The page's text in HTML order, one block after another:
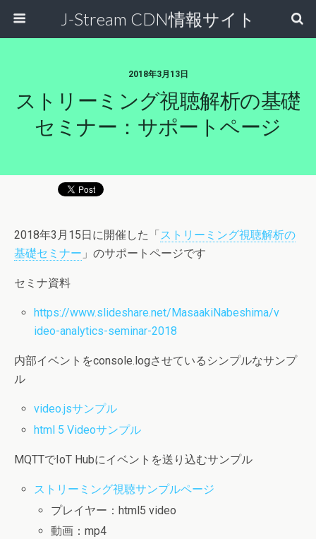
J-Stream CDN情報サイト
2018年3月13日
ストリーミング視聴解析の基礎
セミナー：サポートページ
2018年3月15日に開催した「ストリーミング視聴解析の
基礎セミナー 」のサポートページです
セミナ資料
https://www.slideshare.net/MasaakiNabeshima/v
ideo-analytics-seminar-2018
内部イベントをconsole.logさせているシンプルなサンプ
ル
video.jsサンプル
html 5 Videoサンプル
MQTTでIoT Hubにイベントを送り込むサンプル
ストリーミング視聴サンプルページ
プレイヤー：html5 video
動画：mp4